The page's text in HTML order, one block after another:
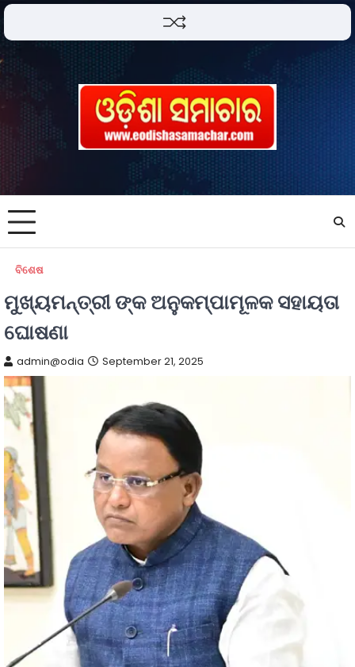
ବିଶେଷ
ମୁଖ୍ୟମନ୍ତ୍ରୀ ଙ୍କ ଅନୁକମ୍ପାମୂଳକ ସହାୟତା
ଘୋଷଣା
admin@odia September 21, 2025